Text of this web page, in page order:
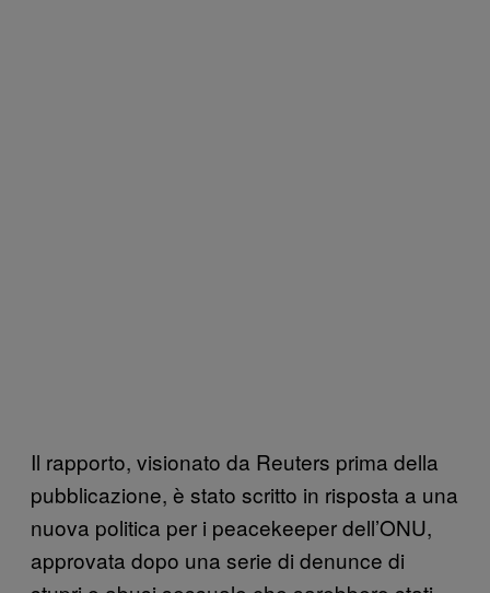
Il rapporto, visionato da Reuters prima della
pubblicazione, è stato scritto in risposta a una
nuova politica per i peacekeeper dell’ONU,
approvata dopo una serie di denunce di